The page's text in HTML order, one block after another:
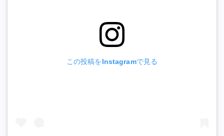
この投稿をInstagramで見る